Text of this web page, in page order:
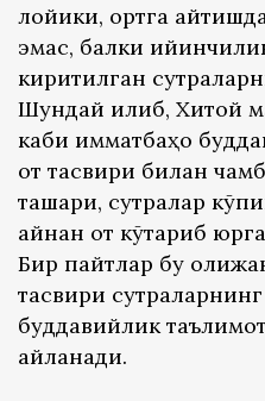
лойики, ортга
эмас, балки
киритилган
Шундай қилиб, Хитой
каби қимматбаҳо
от тасвири билан
ташқари, сутралар
айнан от кўтариб
Бир пайтлар бу
тасвири
буддавийлик
айланади.